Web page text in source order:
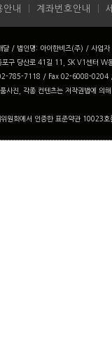
안내 계좌번호안내
달 / 법인명: 아이한비즈(주) / 사업
포구 당산로 41길 11, SK V1센터
785-7118 / Fax 02-6008-0204
사진, 각종 컨텐츠는 저작권법에 의
위원회에서 인증한 표준약관 10023